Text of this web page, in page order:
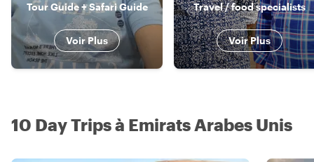
Tour Guide + Safari Guide
Voir Plus
Travel / food specialists
Voir Plus
10 Day Trips à Emirats Arabes Unis